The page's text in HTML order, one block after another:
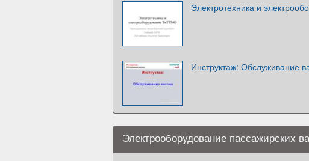
Электротехника и
Инструктаж: Обслуживание
Электрооборудование пассажирских